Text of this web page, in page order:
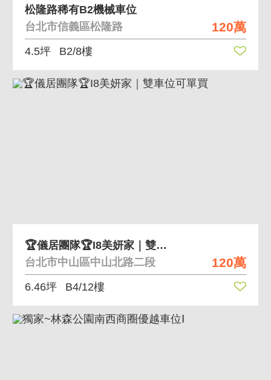
120萬
松隆路稀有B2機械車位
台北市信義區松隆路
4.5坪 B2/8樓
120萬
🏆儀居團隊🏆I8美妍家｜雙車位可單買
台北市中山區中山北路二段
6.46坪 B4/12樓